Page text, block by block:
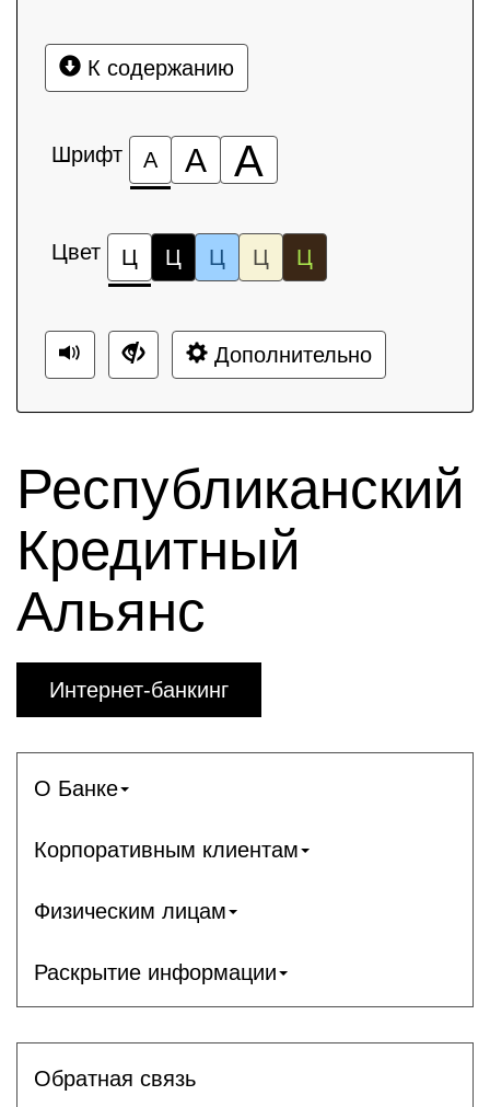
К содержанию
Шрифт А А А
Цвет Ц Ц Ц Ц Ц
Дополнительно
Республиканский
Кредитный
Альянс
Интернет-банкинг
О Банке
Корпоративным клиентам
Физическим лицам
Раскрытие информации
Обратная связь